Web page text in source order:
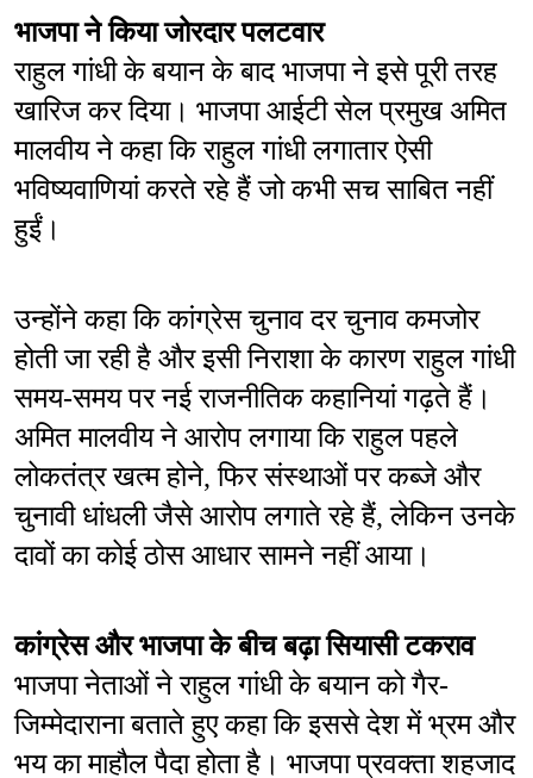
भाजपा ने किया जोरदार पलटवार
राहुल गांधी के बयान के बाद भाजपा ने इसे पूरी तरह
खारिज कर दिया। भाजपा आईटी सेल प्रमुख अमित
मालवीय ने कहा कि राहुल गांधी लगातार ऐसी
भविष्यवाणियां करते रहे हैं जो कभी सच साबित नहीं
हुईं।
उन्होंने कहा कि कांग्रेस चुनाव दर चुनाव कमजोर
होती जा रही है और इसी निराशा के कारण राहुल गांधी
समय-समय पर नई राजनीतिक कहानियां गढ़ते हैं।
अमित मालवीय ने आरोप लगाया कि राहुल पहले
लोकतंत्र खत्म होने, फिर संस्थाओं पर कब्जे और
चुनावी धांधली जैसे आरोप लगाते रहे हैं, लेकिन उनके
दावों का कोई ठोस आधार सामने नहीं आया।
कांग्रेस और भाजपा के बीच बढ़ा सियासी टकराव
भाजपा नेताओं ने राहुल गांधी के बयान को गैर-
जिम्मेदाराना बताते हुए कहा कि इससे देश में भ्रम और
भय का माहौल पैदा होता है। भाजपा प्रवक्ता शहजाद